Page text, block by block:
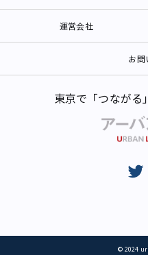
運営会社
お問
東京で「つながる
© 2024